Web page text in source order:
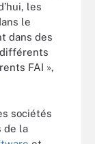
les
le
dans des
FAI »,
sociétés
de la